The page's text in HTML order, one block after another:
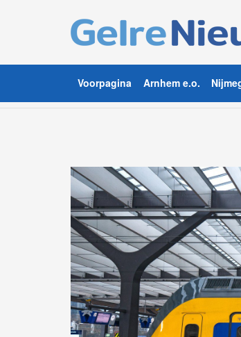
Voorpagina Arnhem e.o.